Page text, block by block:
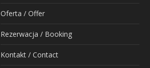
Oferta / Offer
Rezerwacja / Booking
Kontakt / Contact